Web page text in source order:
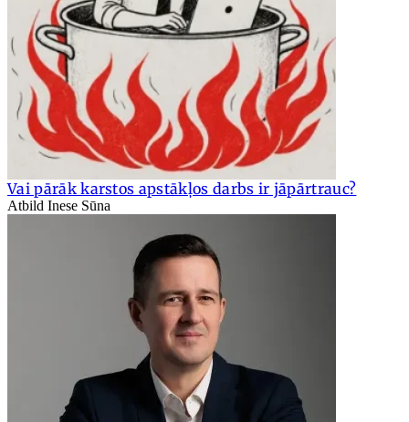
Vai pārāk karstos apstākļos darbs ir jāpārtrauc?
Atbild Inese Sūna